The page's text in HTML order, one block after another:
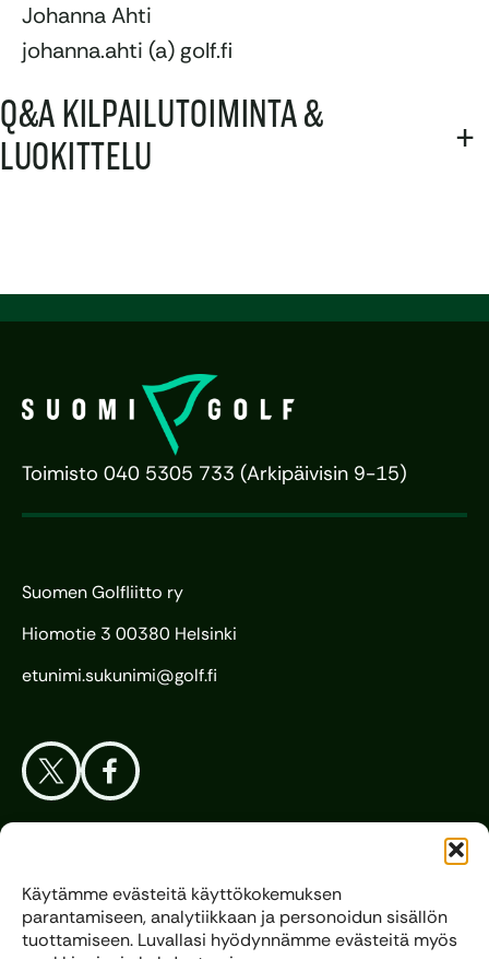
Käytämme evästeitä käyttökokemuksen
parantamiseen, analytiikkaan ja personoidun sisällön
tuottamiseen. Luvallasi hyödynnämme evästeitä myös
Johanna Ahti
johanna.ahti (a) golf.fi
Q&A KILPAILUTOIMINTA &
LUOKITTELU
+
Toimisto 040 5305 733 (Arkipäivisin 9-15)
Suomen Golfliitto ry
Hiomotie 3 00380 Helsinki
etunimi.sukunimi@golf.fi
Liitto